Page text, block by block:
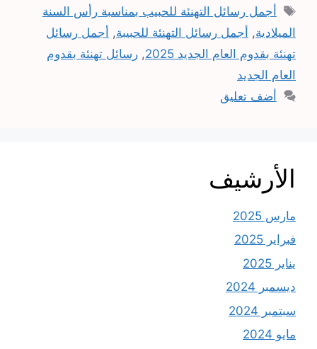
الوسوم
أجمل رسائل التهنئة للحبيب بمناسبة رأس السنة
الميلادية, أجمل رسائل التهنئة للحبيبة, أجمل رسائل
تهنئة بقدوم العام الجديد 2025
, رسائل تهنئة بقدوم
العام الجديد
أضف تعليق
الأرشيف
مارس 2025
فبراير 2025
يناير 2025
ديسمبر 2024
سبتمبر 2024
مايو 2024